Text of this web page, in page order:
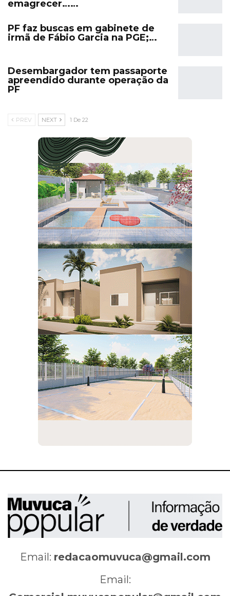
emagrecer……
PF faz buscas em gabinete de
irmã de Fábio Garcia na PGE;…
Desembargador tem passaporte
apreendido durante operação da
PF
PREV NEXT 1 De 22
Email: redacaomuvuca@gmail.com
Email: